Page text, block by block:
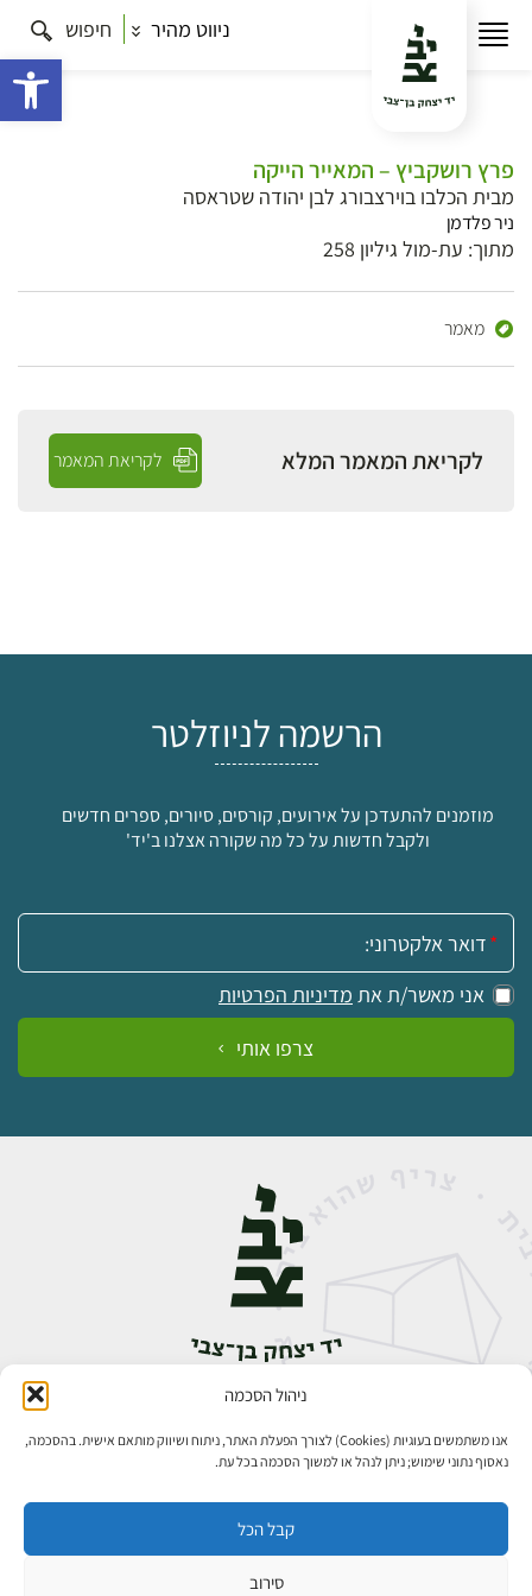
ניהול הסכמה
אנו משתמשים בעוגיות (Cookies) לצורך הפעלת האתר, ניתוח ושיווק מותאם אישית. בהסכמה,
נאסוף נתוני שימוש; ניתן לנהל או למשוך הסכמה בכל עת.
קבל הכל
סירוב
ניווט מהיר חיפוש
פרץ רושקביץ – המאייר הייקה
מבית הכלבו בוירצבורג לבן יהודה שטראסה
ניר פלדמן
מתוך: עת-מול גיליון 258
מאמר
לקריאת המאמר המלא לקריאת המאמר
הרשמה לניוזלטר
מוזמנים להתעדכן על אירועים, קורסים, סיורים, ספרים חדשים
ולקבל חדשות על כל מה שקורה אצלנו ב'יד'
אימייל:
אני מאשר/ת את מדיניות הפרטיות
צרפו אותי
אבן גבירול 14, רחביה, ירושלים